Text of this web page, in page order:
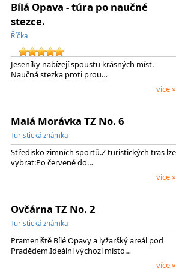
Bílá Opava - túra po naučné
stezce.
Říčka
Jeseníky nabízejí spoustu krásných míst.
Naučná stezka proti prou…
více »
Malá Morávka TZ No. 6
Turistická známka
Středisko zimních sportů.Z turistických tras lze
vybrat:Po červené do…
více »
Ovčárna TZ No. 2
Turistická známka
Prameniště Bílé Opavy a lyžaršký areál pod
Pradědem.Ideální výchozí místo…
více »